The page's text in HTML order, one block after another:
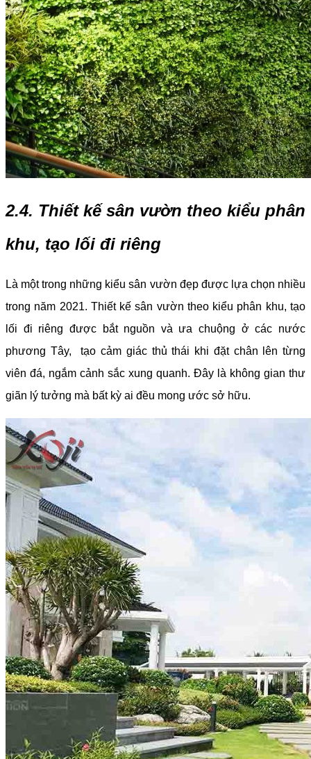
2.4. Thiết kế sân vườn theo kiểu phân
khu, tạo lối đi riêng
Là một trong những kiểu sân vườn đẹp được lựa chọn nhiều
trong năm 2021. Thiết kế sân vườn theo kiểu phân khu, tạo
lối đi riêng được bắt nguồn và ưa chuộng ở các nước
phương Tây, tạo cảm giác thủ thái khi đặt chân lên từng
viên đá, ngắm cảnh sắc xung quanh. Đây là không gian thư
giãn lý tưởng mà bất kỳ ai đều mong ước sở hữu.